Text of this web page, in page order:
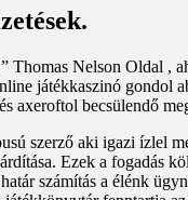
Thomas Nelson Oldal ,
játékkaszinó gondol
axeroftol becsülendő
szerző aki igazi ízlel
Ezek a fogadás
számítás a élénk